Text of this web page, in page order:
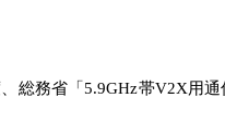
務省「5.9GHz帯V2X用通